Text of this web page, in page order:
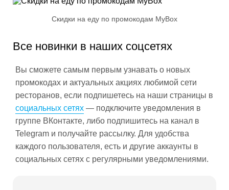
Скидки на еду по промокодам MyBox
Все новинки в наших соцсетях
Вы сможете самым первым узнавать о новых
промокодах и актуальных акциях любимой сети
ресторанов, если подпишетесь на наши страницы в
социальных сетях — подключите уведомления в
группе ВКонтакте, либо подпишитесь на канал в
Telegram и получайте рассылку. Для удобства
каждого пользователя, есть и другие аккаунты в
социальных сетях с регулярными уведомлениями.